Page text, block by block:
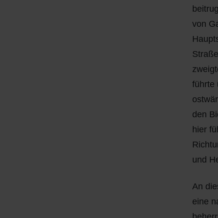
von
führte
den
hier
und
An
eine